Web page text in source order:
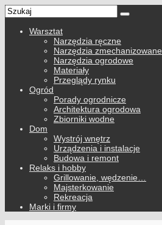
Warsztat
Narzędzia ręczne
Narzędzia zmechanizowane
Narzędzia ogrodowe
Materiały
Przeglądy rynku
Ogród
Porady ogrodnicze
Architektura ogrodowa
Zbiorniki wodne
Dom
Wystrój wnętrz
Urządzenia i instalacje
Budowa i remont
Relaks i hobby
Grillowanie, wędzenie…
Majsterkowanie
Rekreacja
Marki i firmy